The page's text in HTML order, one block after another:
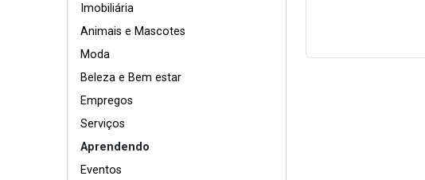
Imobiliária
Animais e Mascotes
Moda
Beleza e Bem estar
Empregos
Serviços
Aprendendo
Eventos